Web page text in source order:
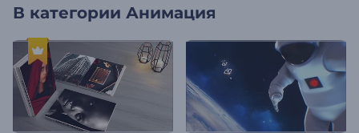
В категории Анимация